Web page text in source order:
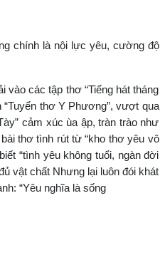
chính là nội lực yêu, cường độ
các tập thơ “Tiếng hát tháng
“Tuyển thơ Y Phương”, vượt qua
cảm xúc ùa ập, tràn trào như
thơ tình rút từ “kho thơ yêu vô
“tình yêu không tuổi, ngàn đời
vật chất Nhưng lại luôn đói khát
“Yêu nghĩa là sống